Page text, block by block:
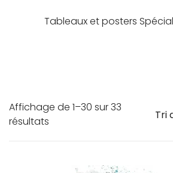
Tableaux et posters
Affichage de 1–30 sur 33
résultats